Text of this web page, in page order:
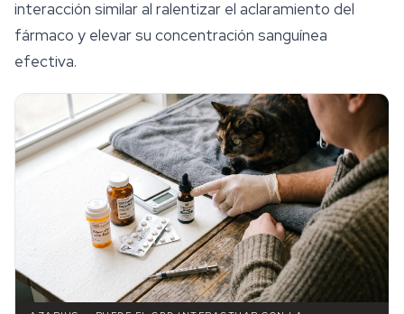
interacción similar al ralentizar el aclaramiento del
fármaco y elevar su concentración sanguínea
efectiva.